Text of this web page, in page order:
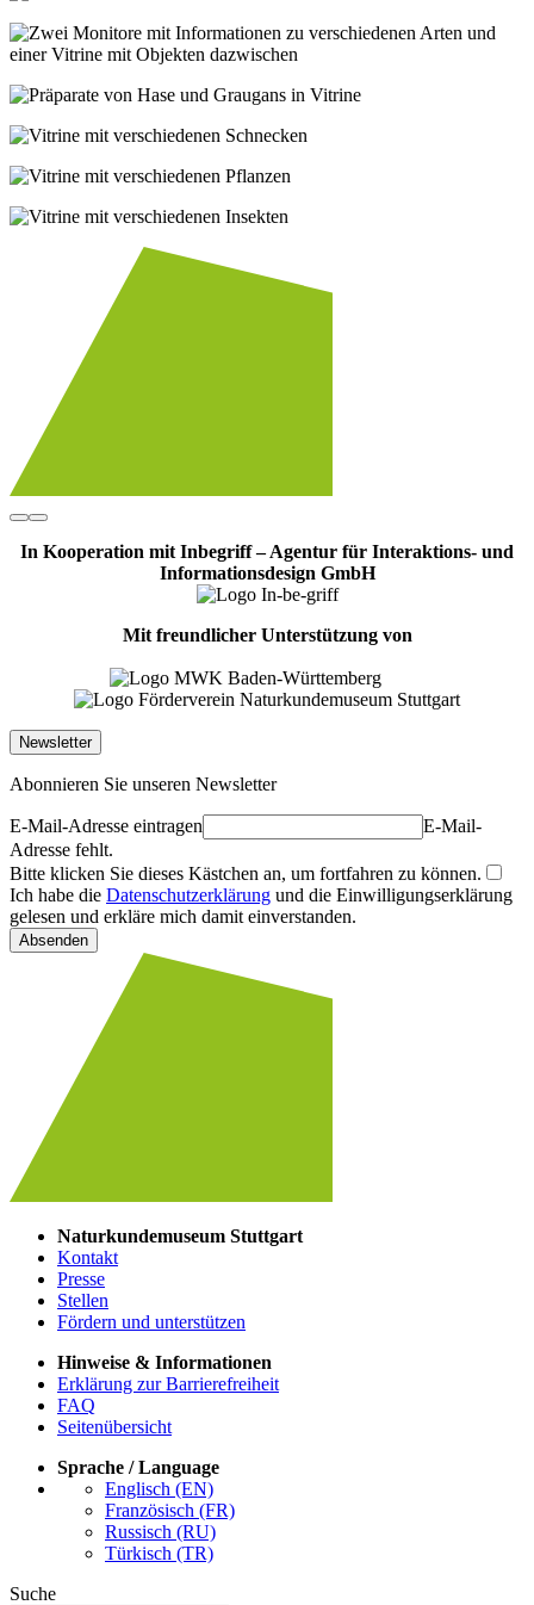
In Kooperation mit Inbegriff – Agentur für Interaktions- und
Informationsdesign GmbH
Mit freundlicher Unterstützung von
Newsletter
Abonnieren Sie unseren Newsletter
E-Mail-Adresse eintragen
E-Mail-
Adresse fehlt.
Bitte klicken Sie dieses Kästchen an, um fortfahren zu können.
Ich habe die Datenschutzerklärung und die Einwilligungserklärung
gelesen und erkläre mich damit einverstanden.
Absenden
Naturkundemuseum Stuttgart
Kontakt
Presse
Stellen
Fördern und unterstützen
Hinweise & Informationen
Erklärung zur Barrierefreiheit
FAQ
Seitenübersicht
Sprache / Language
Englisch (EN)
Französisch (FR)
Russisch (RU)
Türkisch (TR)
Suche